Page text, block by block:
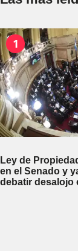
1
Ley de
en el Senado y
debatir desalojo